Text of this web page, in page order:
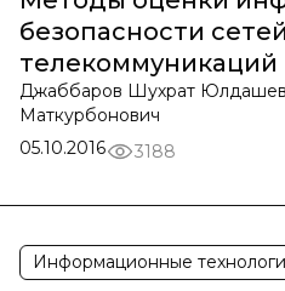
безопасности сетей
телекоммуникаций
Джаббаров Шухрат
Маткурбонович
05.10.2016
3188
Информационные